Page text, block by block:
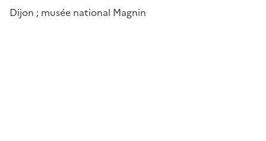
Dijon ; musée national Magnin